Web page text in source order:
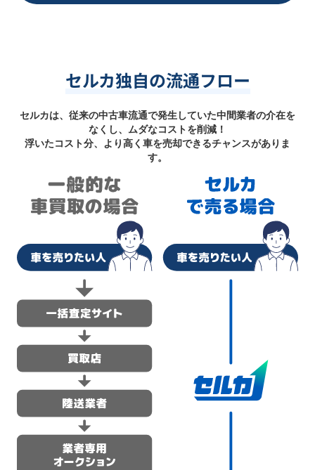
セルカ独自の流通フロー
セルカは、従来の中古車流通で発生していた中間業者の介在を
なくし、ムダなコストを削減！
浮いたコスト分、より高く車を売却できるチャンスがありま
す。